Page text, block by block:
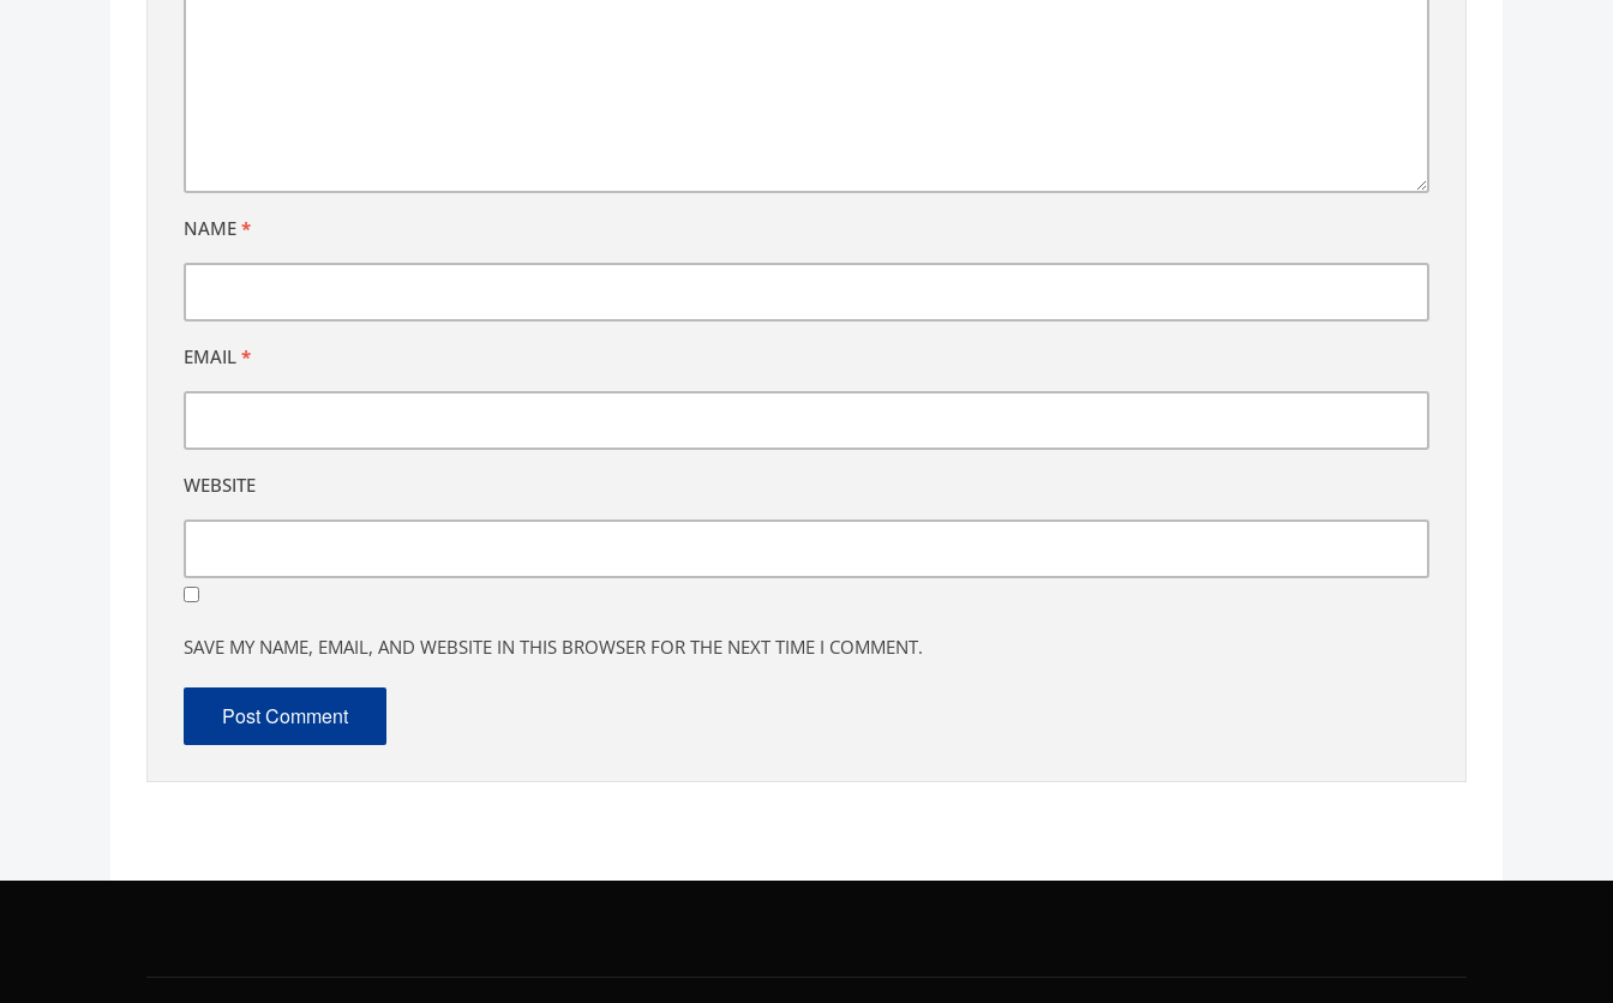
NAME *
EMAIL *
WEBSITE
SAVE MY NAME, EMAIL, AND WEBSITE IN THIS BROWSER FOR THE NEXT TIME I COMMENT.